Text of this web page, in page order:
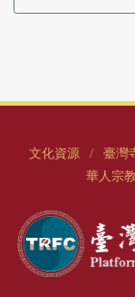
文化資源 / 臺灣
華人宗教